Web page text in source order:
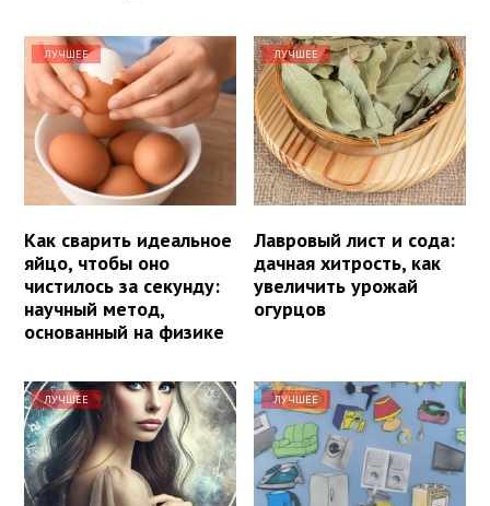
ЛУЧШЕЕ
Как сварить идеальное
яйцо, чтобы оно
чистилось за секунду:
научный метод,
основанный на физике
ЛУЧШЕЕ
Лавровый лист и сода:
дачная хитрость, как
увеличить урожай
огурцов
ЛУЧШЕЕ ЛУЧШЕЕ